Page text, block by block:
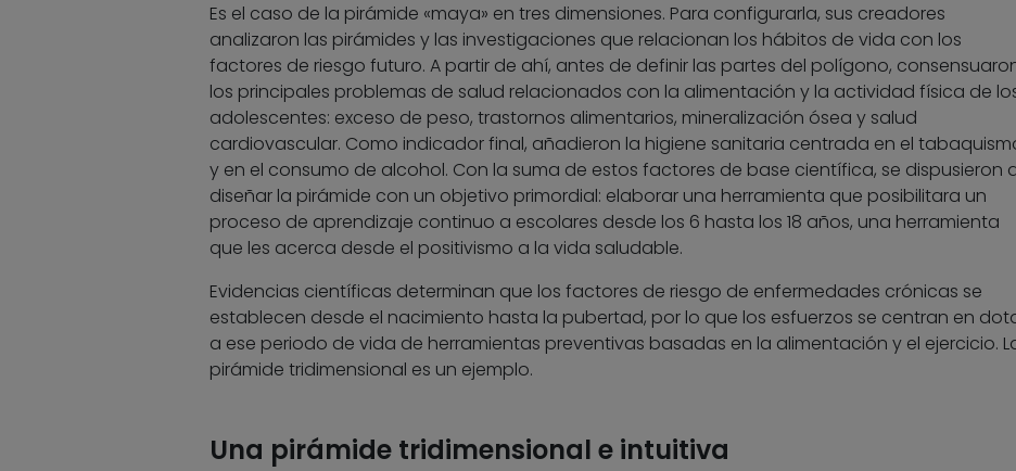
Es el caso de la pirámide «maya» en tres dimensiones. Para configurarla, sus creadores
analizaron las pirámides y las investigaciones que relacionan los hábitos de vida con los
factores de riesgo futuro. A partir de ahí, antes de definir las partes del polígono,
los principales problemas de salud relacionados con la alimentación y la actividad física de
adolescentes: exceso de peso, trastornos alimentarios, mineralización ósea y salud
cardiovascular. Como indicador final, añadieron la higiene sanitaria centrada en el
y en el consumo de alcohol. Con la suma de estos factores de base científica, se dispusieron
diseñar la pirámide con un objetivo primordial: elaborar una herramienta que posibilitara un
proceso de aprendizaje continuo a escolares desde los 6 hasta los 18 años, una herramienta
que les acerca desde el positivismo a la vida saludable.
Evidencias científicas determinan que los factores de riesgo de enfermedades crónicas se
establecen desde el nacimiento hasta la pubertad, por lo que los esfuerzos se centran en
a ese periodo de vida de herramientas preventivas basadas en la alimentación y el ejercicio.
pirámide tridimensional es un ejemplo.
Una pirámide tridimensional e intuitiva